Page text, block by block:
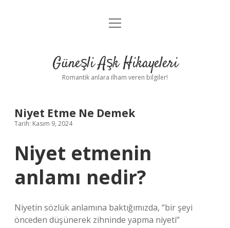
Anasayfa
Yasal Uyarı
menüyü
Güneşli Aşk Hikayeleri
Romantik anlara ilham veren bilgiler!
Niyet Etme Ne Demek
Tarih: Kasım 9, 2024
Niyet etmenin
anlamı nedir?
Niyetin sözlük anlamına baktığımızda, “bir şeyi
önceden düşünerek zihninde yapma niyeti”